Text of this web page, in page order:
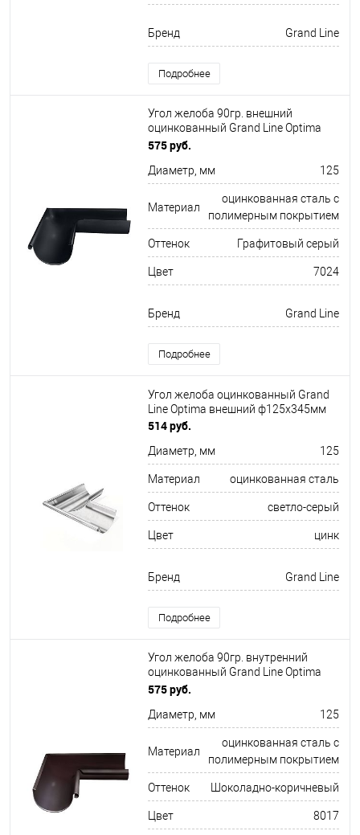
Бренд Grand Line
Подробнее
Угол желоба 90гр. внешний
оцинкованный Grand Line Optima
ф125х345мм RAL 7024
575 руб.
Диаметр, мм 125
Материал
оцинкованная сталь с
полимерным покрытием
Оттенок Графитовый серый
Цвет 7024
Бренд Grand Line
Подробнее
Угол желоба оцинкованный Grand
Line Optima внешний ф125х345мм
514 руб.
Диаметр, мм 125
Материал оцинкованная сталь
Оттенок светло-серый
Цвет цинк
Бренд Grand Line
Подробнее
Угол желоба 90гр. внутренний
оцинкованный Grand Line Optima
ф125х325мм RAL 8017
575 руб.
Диаметр, мм 125
Материал
оцинкованная сталь с
полимерным покрытием
Оттенок Шоколадно-коричневый
Цвет 8017